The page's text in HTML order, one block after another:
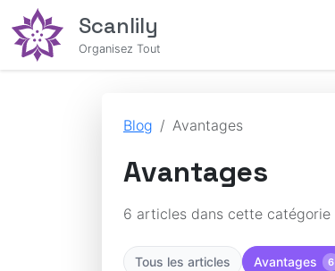
Scanlily
Organisez Tout
Blog Avantages
Avantages
6 articles dans cette catégorie
Tous les articles Avantages 6